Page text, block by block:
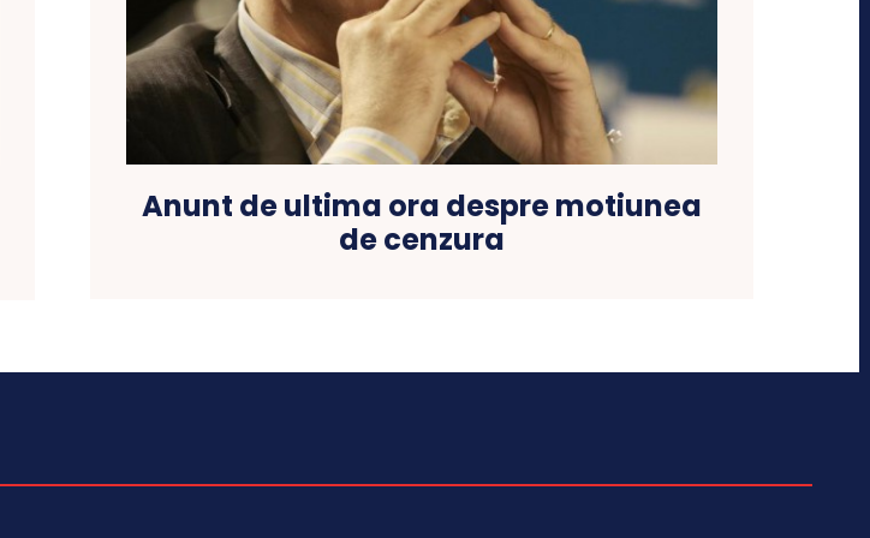
Anunt de ultima ora despre motiunea
de cenzura